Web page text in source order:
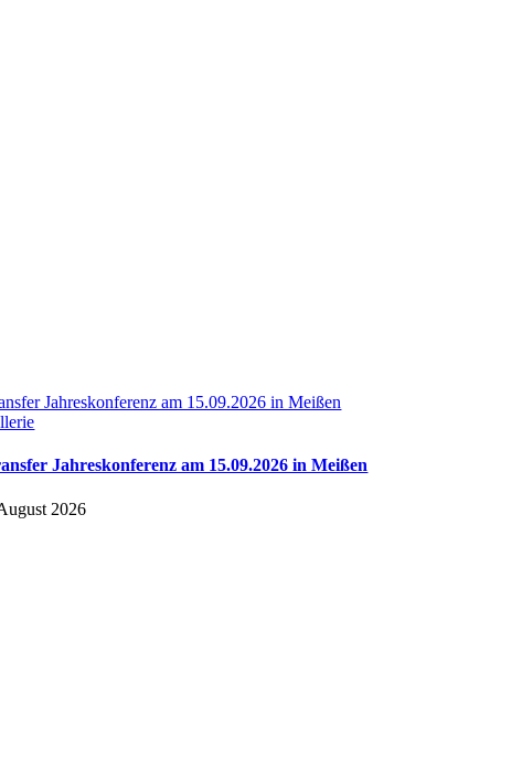
Jahreskonferenz am 15.09.2026 in Meißen
Jahreskonferenz am 15.09.2026 in Meißen
2026